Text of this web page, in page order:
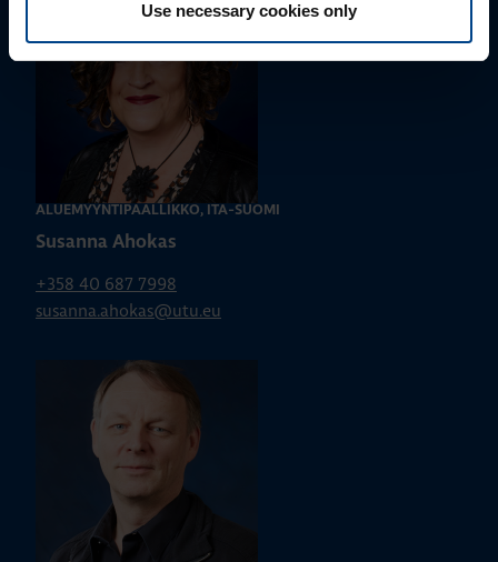
Use necessary cookies only
ALUEMYYNTIPÄÄLLIKKÖ, ITÄ-SUOMI
Susanna Ahokas
+358 40 687 7998
susanna.ahokas@utu.eu